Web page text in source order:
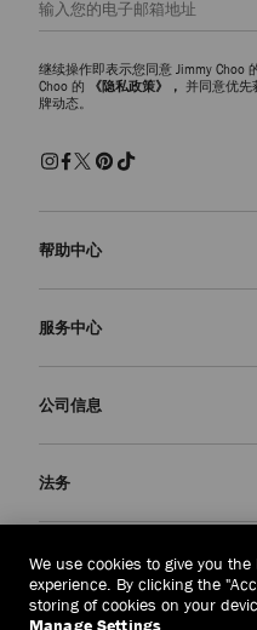
继续操作即表示您同意 Jimmy Choo
Choo 的
《隐私政策》， 并同意优先
牌动态。
帮助中心
常见问题解答
提交退货
送货
服务中心
定制服务
保修服务
公司信息
我们的历史
我们的影响与责任
我們的影響與責任
法务
条款与条件
被遗忘权
新加坡(S$)
We use cookies to give you
experience. By clicking the
storing of cookies on your
Manage Settings